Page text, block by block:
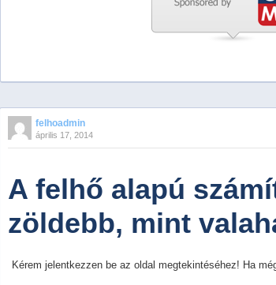
PreviousNextStop
2
felhoadmin
április 17, 2014
A felhő alapú
zöldebb, mint
Kérem jelentkezzen be az oldal megtekintéséhez! Ha